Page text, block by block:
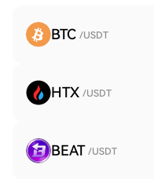
BTC /USDT
HTX /USDT
BEAT /USDT